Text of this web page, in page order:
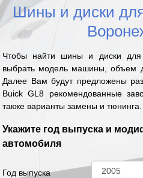
Шины и диски
Чтобы найти шины и диски
выбрать модель машины, объем
Далее Вам будут предложены
Buick GL8 рекомендованные
также варианты замены и тюнинга.
Укажите год выпуска и
автомобиля
Год выпуска